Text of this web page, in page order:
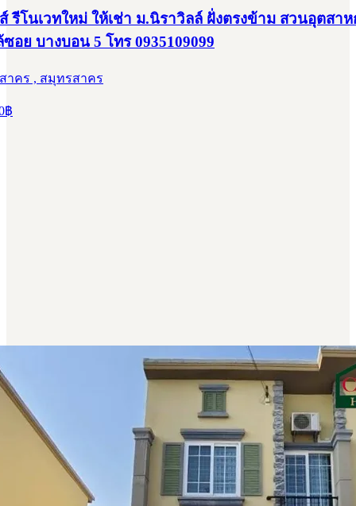
รีโนเวทใหม่ ให้เช่า ม.นิราวิลล์ ฝั่งตรงข้าม สวนอุตสาห
อย บางบอน 5 โทร 0935109099
าคร , สมุทรสาคร
฿